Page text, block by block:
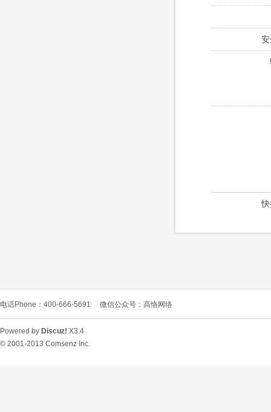
电话Phone：400-666-5691 微信公众号：高恪网络
Powered by Discuz! X3.4
© 2001-2013 Comsenz Inc.